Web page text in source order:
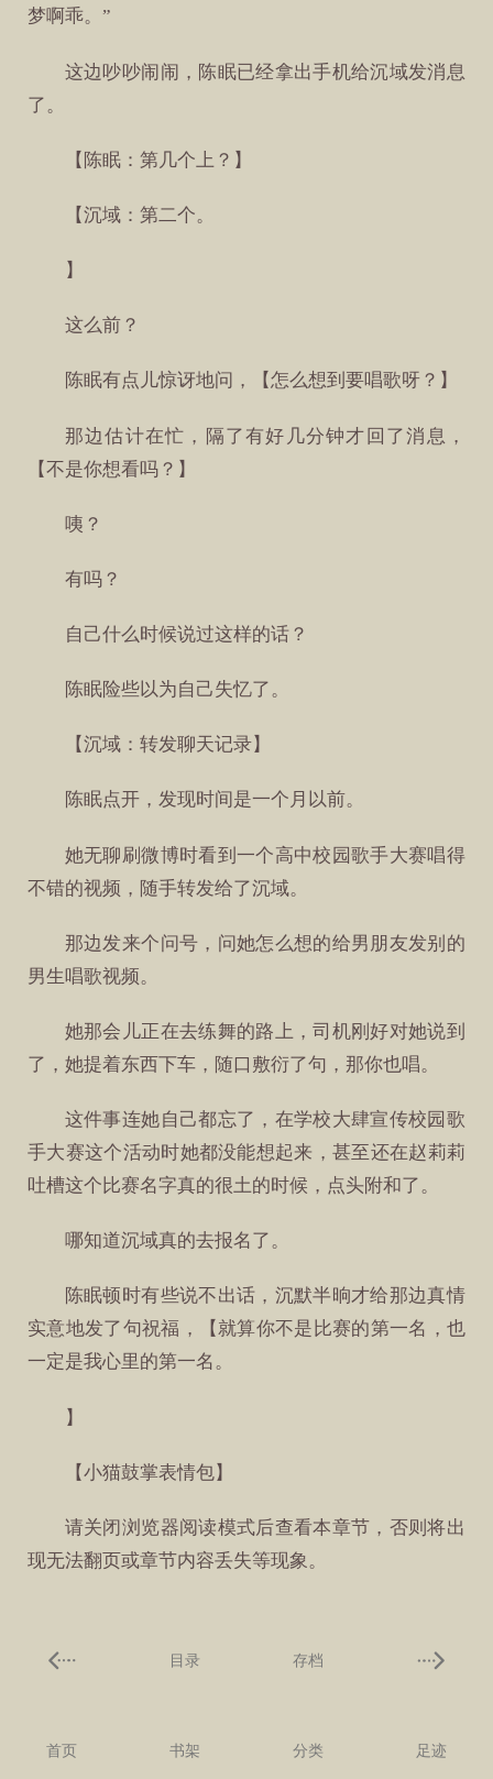
梦啊乖。”
这边吵吵闹闹，陈眠已经拿出手机给沉域发消息
了。
【陈眠：第几个上？】
【沉域：第二个。
】
这么前？
陈眠有点儿惊讶地问，【怎么想到要唱歌呀？】
那边估计在忙，隔了有好几分钟才回了消息，
【不是你想看吗？】
咦？
有吗？
自己什么时候说过这样的话？
陈眠险些以为自己失忆了。
【沉域：转发聊天记录】
陈眠点开，发现时间是一个月以前。
她无聊刷微博时看到一个高中校园歌手大赛唱得
不错的视频，随手转发给了沉域。
那边发来个问号，问她怎么想的给男朋友发别的
男生唱歌视频。
她那会儿正在去练舞的路上，司机刚好对她说到
了，她提着东西下车，随口敷衍了句，那你也唱。
这件事连她自己都忘了，在学校大肆宣传校园歌
手大赛这个活动时她都没能想起来，甚至还在赵莉莉
吐槽这个比赛名字真的很土的时候，点头附和了。
哪知道沉域真的去报名了。
陈眠顿时有些说不出话，沉默半晌才给那边真情
实意地发了句祝福，【就算你不是比赛的第一名，也
一定是我心里的第一名。
】
【小猫鼓掌表情包】
请关闭浏览器阅读模式后查看本章节，否则将出
现无法翻页或章节内容丢失等现象。
目录 存档
首页 书架 分类 足迹